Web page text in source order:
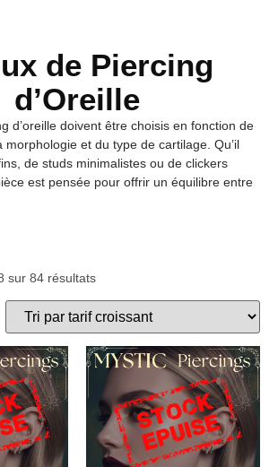
de Piercing
d’Oreille
d’oreille doivent être choisis en fonction de
morphologie et du type de cartilage. Qu’il
de studs minimalistes ou de clickers
est pensée pour offrir un équilibre entre
sur 84 résultats